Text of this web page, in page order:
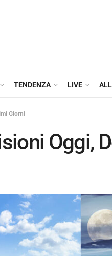
TENDENZA LIVE
Giorni
Oggi,